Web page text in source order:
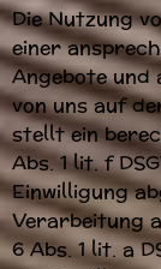
Die Nutzung
einer
Angebote
von uns auf
stellt ein
Abs. 1 lit. f
Einwilligung
Verarbeitung
6 Abs. 1 lit. a